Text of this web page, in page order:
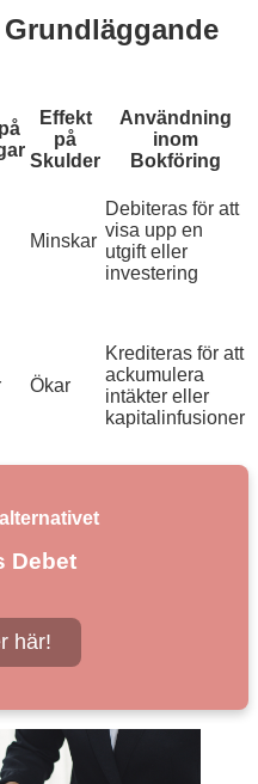
Effekt
på
Skulder
Användning
inom
Bokföring
Minskar
Debiteras för att
visa upp en
utgift eller
investering
Ökar
Krediteras för att
ackumulera
intäkter eller
kapitalinfusioner
Debet
här!